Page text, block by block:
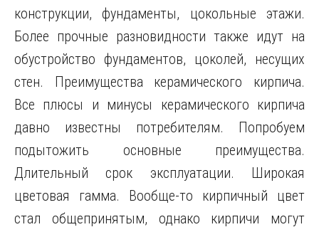
конструкции, фундаменты, цокольные этажи.
Более прочные разновидности также идут на
обустройство фундаментов, цоколей, несущих
стен. Преимущества керамического кирпича.
Все плюсы и минусы керамического кирпича
давно известны потребителям. Попробуем
подытожить основные преимущества.
Длительный срок эксплуатации. Широкая
цветовая гамма. Вообще-то кирпичный цвет
стал общепринятым, однако кирпичи могут